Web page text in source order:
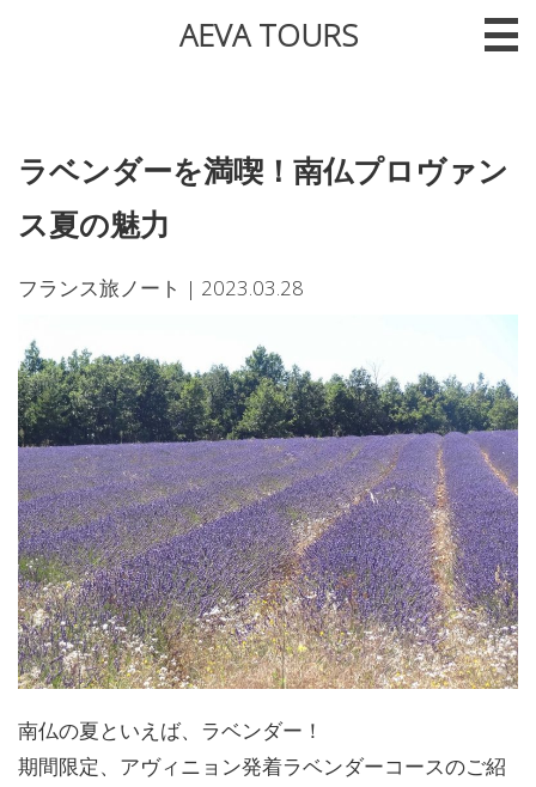
AEVA TOURS
ラベンダーを満喫！南仏プロヴァン
ス夏の魅力
フランス旅ノート | 2023.03.28
南仏の夏といえば、ラベンダー！
期間限定、アヴィニョン発着ラベンダーコースのご紹